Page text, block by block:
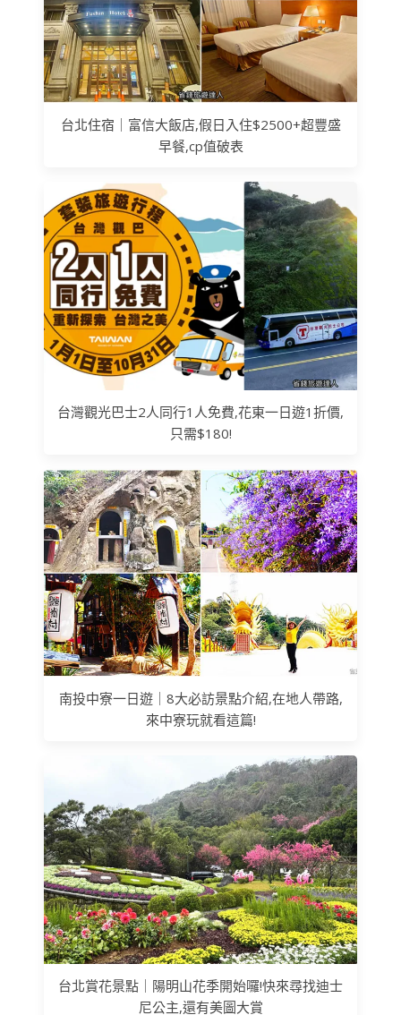
台北住宿｜富信大飯店,假日入住$2500+超豐盛
早餐,cp值破表
台灣觀光巴士2人同行1人免費,花東一日遊1折價,
只需$180!
南投中寮一日遊｜8大必訪景點介紹,在地人帶路,
來中寮玩就看這篇!
台北賞花景點｜陽明山花季開始囉!快來尋找迪士
尼公主,還有美圖大賞